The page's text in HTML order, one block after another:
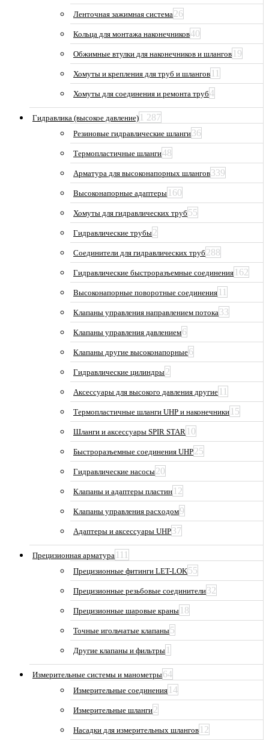
Ленточная зажимная система26
Кольца для монтажа наконечников40
Обжимные втулки для наконечников и шлангов 19
Хомуты и крепления для труб и шлангов 11
Хомуты для соединения и ремонта труб4
Гидравлика (высокое давление) 1 287
Резиновые гидравлические шланги36
Термопластичные шланги48
Арматура для высоконапорных шлангов339
Высоконапорные адаптеры 160
Хомуты для гидравлических труб 55
Гидравлические трубы2
Соединители для гидравлических труб 288
Гидравлические быстроразъемные соединения 162
Высоконапорные поворотные соединения 11
Клапаны управления направлением потока33
Клапаны управления давлением6
Клапаны другие высоконапорные6
Гидравлические цилиндры2
Аксессуары для высокого давления другие 11
Термопластичные шланги UHP и наконечники 15
Шланги и аксессуары SPIR STAR 10
Быстроразъемные соединения UHP25
Гидравлические насосы20
Клапаны и адаптеры пластин 12
Клапаны управления расходом9
Адаптеры и аксессуары UHP37
Прецизионная арматура 111
Прецизионные фитинги LET-LOK55
Прецизионные резьбовые соединители32
Прецизионные шаровые краны 18
Точные игольчатые клапаны5
Другие клапаны и фильтры 1
Измерительные системы и манометры64
Измерительные соединения 14
Измерительные шланги2
Насадки для измерительных шлангов 12